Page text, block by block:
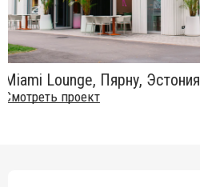
Miami Lounge, Пярну, Эстония
Смотреть проект